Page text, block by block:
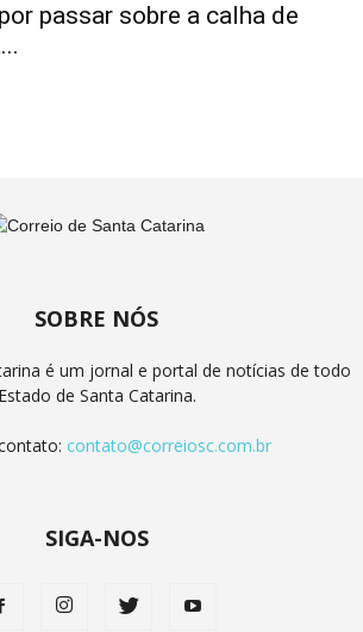
passar sobre a calha de
SOBRE NÓS
é um jornal e portal de notícias de todo
Estado de Santa Catarina.
contato@correiosc.com.br
SIGA-NOS